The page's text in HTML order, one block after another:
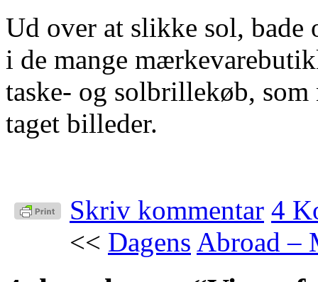
Ud over at slikke sol, bade
i de mange
taske- og solbrillekøb,
taget billeder.
Skriv kommentar 4
<< Dagens Abroad –